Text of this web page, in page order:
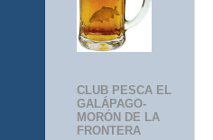
CLUB PESCA EL
GALÁPAGO-
MORÓN DE LA
FRONTERA